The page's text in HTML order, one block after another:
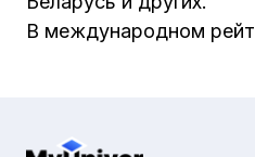
В международном